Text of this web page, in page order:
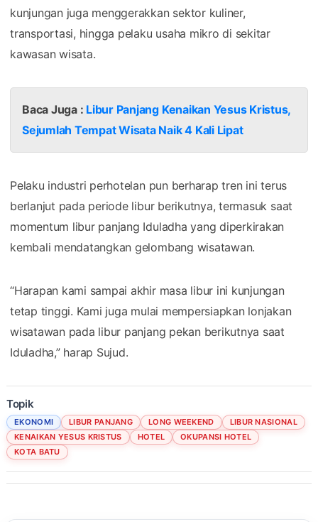
kunjungan juga menggerakkan sektor kuliner,
transportasi, hingga pelaku usaha mikro di sekitar
kawasan wisata.
Baca Juga : Libur Panjang Kenaikan Yesus Kristus,
Sejumlah Tempat Wisata Naik 4 Kali Lipat
Pelaku industri perhotelan pun berharap tren ini terus
berlanjut pada periode libur berikutnya, termasuk saat
momentum libur panjang Iduladha yang diperkirakan
kembali mendatangkan gelombang wisatawan.
“Harapan kami sampai akhir masa libur ini kunjungan
tetap tinggi. Kami juga mulai mempersiapkan lonjakan
wisatawan pada libur panjang pekan berikutnya saat
Iduladha,” harap Sujud.
Topik
EKONOMI LIBUR PANJANG LONG WEEKEND
LIBUR NASIONAL
KENAIKAN YESUS KRISTUS
HOTEL
OKUPANSI HOTEL
KOTA BATU